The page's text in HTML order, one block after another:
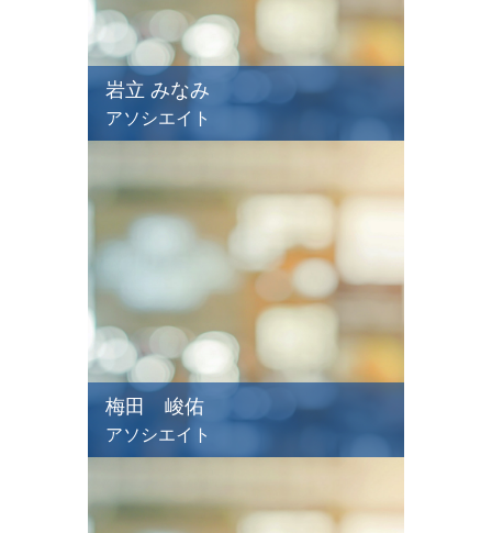
岩立 みなみ
アソシエイト
梅田 峻佑
アソシエイト